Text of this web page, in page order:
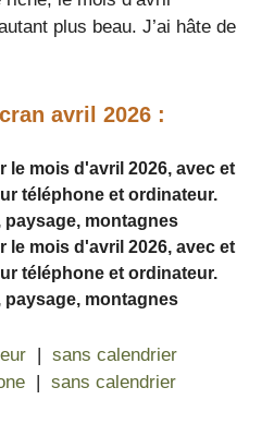
plus beau. J’ai hâte de
avril 2026 :
| sans calendrier
| sans calendrier